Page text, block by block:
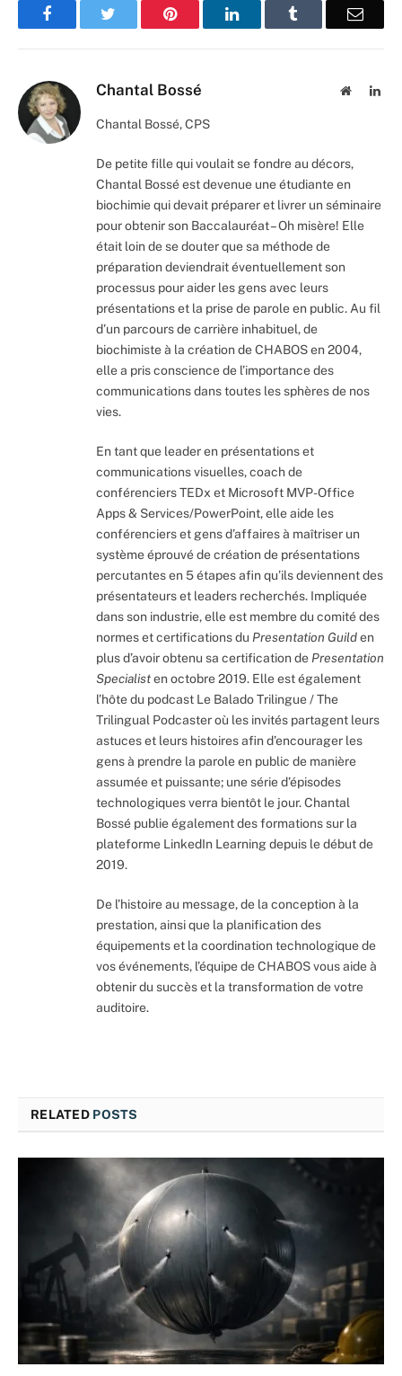
Facebook Pinterest LinkedIn Email
Chantal Bossé Website
Chantal Bossé, CPS
De petite fille qui voulait se fondre au décors,
Chantal Bossé est devenue une étudiante en
biochimie qui devait préparer et livrer un séminaire
pour obtenir son Baccalauréat – Oh misère! Elle
était loin de se douter que sa méthode de
préparation deviendrait éventuellement son
processus pour aider les gens avec leurs
présentations et la prise de parole en public. Au fil
d’un parcours de carrière inhabituel, de
biochimiste à la création de CHABOS en 2004,
elle a pris conscience de l’importance des
communications dans toutes les sphères de nos
vies.
En tant que leader en présentations et
communications visuelles, coach de
conférenciers TEDx et Microsoft MVP-Office
Apps & Services/PowerPoint, elle aide les
conférenciers et gens d’affaires à maîtriser un
système éprouvé de création de présentations
percutantes en 5 étapes afin qu’ils deviennent des
présentateurs et leaders recherchés. Impliquée
dans son industrie, elle est membre du comité des
normes et certifications du Presentation Guilden
plus d’avoir obtenu sa certification de Presentation
Specialisten octobre 2019. Elle est également
l’hôte du podcast Le Balado Trilingue / The
Trilingual Podcaster où les invités partagent leurs
astuces et leurs histoires afin d’encourager les
gens à prendre la parole en public de manière
assumée et puissante; une série d’épisodes
technologiques verra bientôt le jour. Chantal
Bossé publie également des formations sur la
plateforme LinkedIn Learning depuis le début de
2019.
De l’histoire au message, de la conception à la
prestation, ainsi que la planification des
équipements et la coordination technologique de
vos événements, l’équipe de CHABOS vous aide à
obtenir du succès et la transformation de votre
auditoire.
RELATED POSTS